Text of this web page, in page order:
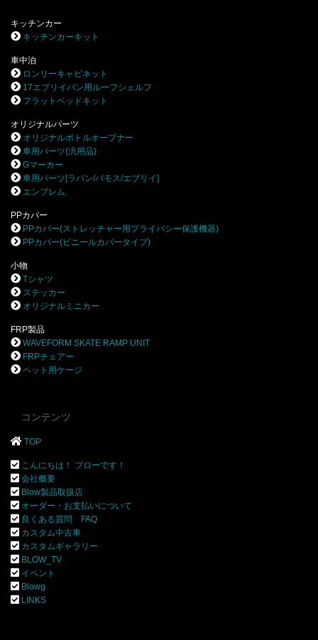
キッチンカー
キッチンカーキット
車中泊
ロンリーキャビネット
17エブリイバン用ルーフシェルフ
フラットベッドキット
オリジナルパーツ
オリジナルボトルオープナー
車用パーツ(汎用品)
Gマーカー
車用パーツ[ラパン/バモス/エブリイ]
エンブレム
PPカバー
PPカバー(ストレッチャー用プライバシー保護機器)
PPカバー(ビニールカバータイプ)
小物
Tシャツ
ステッカー
オリジナルミニカー
FRP製品
WAVEFORM SKATE RAMP UNIT
FRPチェアー
ペット用ケージ
コンテンツ
TOP
こんにちは！ ブローです！
会社概要
Blow製品取扱店
オーダー・お支払いについて
良くある質問 FAQ
カスタム中古車
カスタムギャラリー
BLOW_TV
イベント
Blowg
LINKS